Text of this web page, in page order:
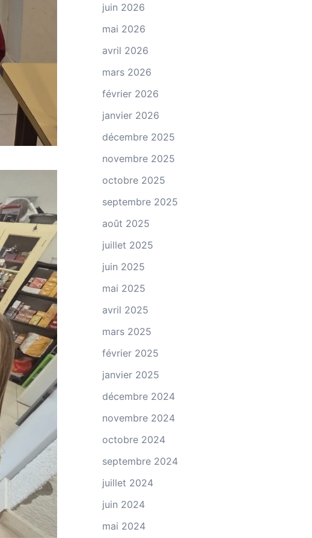
juin 2026
mai 2026
avril 2026
mars 2026
février 2026
janvier 2026
décembre 2025
novembre 2025
octobre 2025
septembre 2025
août 2025
juillet 2025
juin 2025
mai 2025
avril 2025
mars 2025
février 2025
janvier 2025
décembre 2024
novembre 2024
octobre 2024
septembre 2024
juillet 2024
juin 2024
mai 2024